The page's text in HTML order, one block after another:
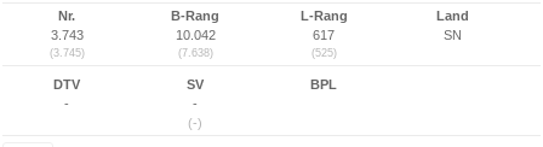
Nr.
3.743
(3.745)
B-Rang
10.042
(7.638)
L-Rang
617
(525)
Land
SN
DTV
-
SV
-
(-)
BPL